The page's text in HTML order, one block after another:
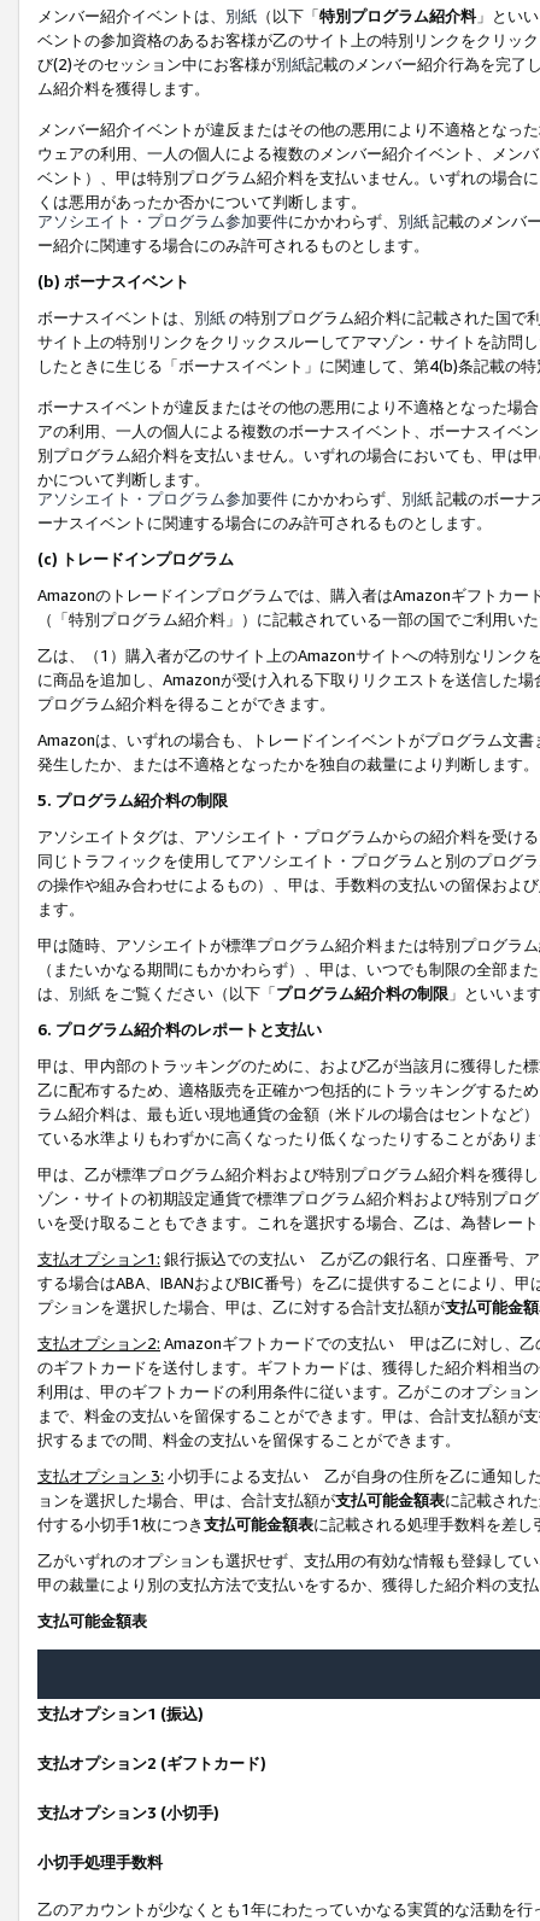
メンバー紹介イベントは、 別紙 （以下「特別プログラム紹介料」とい
ベントの参加資格のあるお客様が乙のサイト上の特別リンクをクリッ
び(2)そのセッション中にお客様が別紙記載のメンバー紹介行為を完了
ム紹介料を獲得します。
メンバー紹介イベントが違反またはその他の悪用により不適格となっ
ウェアの利用、一人の個人による複数のメンバー紹介イベント、メン
ベント）、甲は特別プログラム紹介料を支払いません。いずれの場合
くは悪用があったか否かについて判断します。
アソシエイト・プログラム参加要件にかかわらず、 別紙記載のメンバ
ー紹介に関連する場合にのみ許可されるものとします。
(b) ボーナスイベント
ボーナスイベントは、 別紙の特別プログラム紹介料に記載された国で
サイト上の特別リンクをクリックスルーしてアマゾン・サイトを訪問
したときに生じる「ボーナスイベント」に関連して、第4(b)条記載の
ボーナスイベントが違反またはその他の悪用により不適格となった場
アの利用、一人の個人による複数のボーナスイベント、ボーナスイベ
別プログラム紹介料を支払いません。いずれの場合においても、甲は
かについて判断します。
アソシエイト・プログラム参加要件 にかかわらず、 別紙記載のボーナ
ーナスイベントに関連する場合にのみ許可されるものとします。
(c) トレードインプログラム
Amazonのトレードインプログラムでは、購入者はAmazonギフトカ
（「特別プログラム紹介料」）に記載されている一部の国でご利用い
乙は、（1）購入者が乙のサイト上のAmazonサイトへの特別なリン
に商品を追加し、Amazonが受け入れる下取りリクエストを送信した
プログラム紹介料を得ることができます。
Amazonは、いずれの場合も、トレードインイベントがプログラム文
発生したか、または不適格となったかを独自の裁量により判断します。
5. プログラム紹介料の制限
アソシエイトタグは、アソシエイト・プログラムからの紹介料を受け
同じトラフィックを使用してアソシエイト・プログラムと別のプログ
の操作や組み合わせによるもの）、甲は、手数料の支払いの留保およ
ます。
甲は随時、アソシエイトが標準プログラム紹介料または特別プログラ
（またいかなる期間にもかかわらず）、甲は、いつでも制限の全部
は、 別紙 をご覧ください（以下「プログラム紹介料の制限 」といいま
6. プログラム紹介料のレポートと支払い
甲は、甲内部のトラッキングのために、および乙が当該月に獲得した
乙に配布するため、適格販売を正確かつ包括的にトラッキングするた
ラム紹介料は、最も近い現地通貨の金額（米ドルの場合はセントなど
ている水準よりもわずかに高くなったり低くなったりすることがあり
甲は、乙が標準プログラム紹介料および特別プログラム紹介料を獲得
ゾン・サイトの初期設定通貨で標準プログラム紹介料および特別プロ
いを受け取ることもできます。これを選択する場合、乙は、為替レー
支払オプション1: 銀行振込での支払い 乙が乙の銀行名、口座番号、
する場合はABA、IBANおよびBIC番号）を乙に提供することにより、
プションを選択した場合、甲は、乙に対する合計支払額が支払可能金
支払オプション2: Amazonギフトカードでの支払い 甲は乙に対し、乙
のギフトカードを送付します。ギフトカードは、獲得した紹介料相当
利用は、甲のギフトカードの利用条件に従います。乙がこのオプショ
まで、料金の支払いを留保することができます。甲は、合計支払額が
択するまでの間、料金の支払いを留保することができます。
支払オプション 3: 小切手による支払い 乙が自身の住所を乙に通知し
ョンを選択した場合、甲は、合計支払額が支払可能金額表に記載され
付する小切手1枚につき支払可能金額表に記載される処理手数料を差し
乙がいずれのオプションも選択せず、支払用の有効な情報も登録して
甲の裁量により別の支払方法で支払いをするか、獲得した紹介料の支
支払可能金額表
支払オプション1 (振込)
支払オプション2 (ギフトカード)
支払オプション3 (小切手)
小切手処理手数料
乙のアカウントが少なくとも1年にわたっていかなる実質的な活動を